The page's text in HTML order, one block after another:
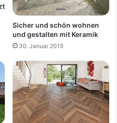
Sicher und schön wohnen
und gestalten mit Keramik
30. Januar 2015